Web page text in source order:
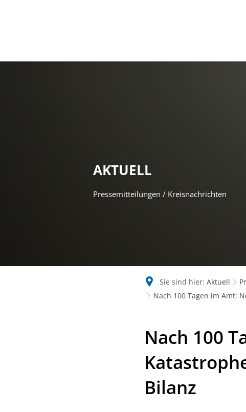
AKTUELL
Pressemitteilungen / Kreisnachrichten
Sie sind hier: Aktuell
Nach 100 Tagen im Amt:
Nach 100
Bilanz